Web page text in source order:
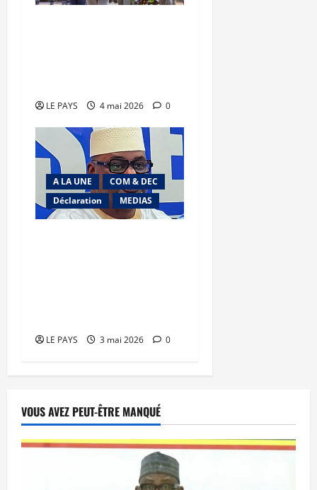
LE PAYS 4 mai 2026 0
A LA UNE
COM & DEC
Déclaration
MEDIAS
LE PAYS 3 mai 2026 0
VOUS AVEZ PEUT-ÊTRE MANQUÉ